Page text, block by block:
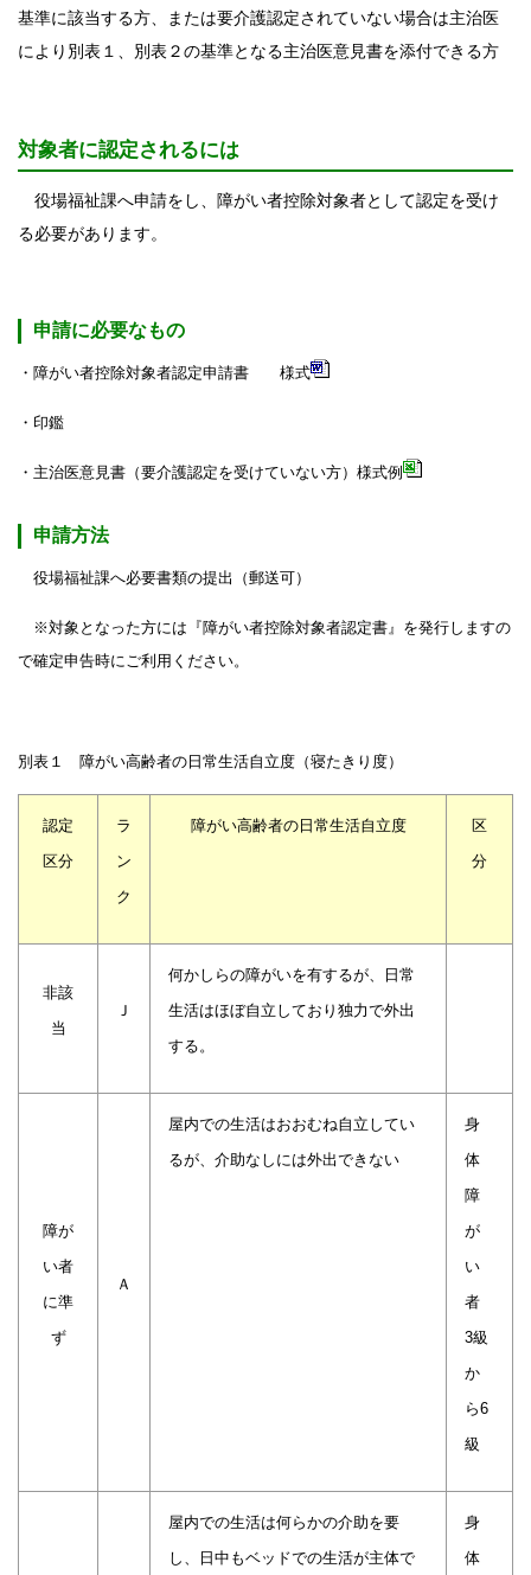
基準に該当する方、または要介護認定されていない場合は主治医
により別表１、別表２の基準となる主治医意見書を添付できる方
対象者に認定されるには
役場福祉課へ申請をし、障がい者控除対象者として認定を受け
る必要があります。
申請に必要なもの
・障がい者控除対象者認定申請書 様式
・印鑑
・主治医意見書（要介護認定を受けていない方）様式例
申請方法
役場福祉課へ必要書類の提出（郵送可）
※対象となった方には『障がい者控除対象者認定書』を発行しますの
で確定申告時にご利用ください。
別表１ 障がい高齢者の日常生活自立度（寝たきり度）
認定
区分
ラ
ン
ク
障がい高齢者の日常生活自立度
区
分
非該
当
Ｊ
何かしらの障がいを有するが、日常
生活はほぼ自立しており独力で外出
する。
障が
い者
に準
ず
Ａ
屋内での生活はおおむね自立してい
るが、介助なしには外出できない
身
体
障
が
い
者
3級
か
ら6
級
屋内での生活は何らかの介助を要
し、日中もベッドでの生活が主体で
身
体